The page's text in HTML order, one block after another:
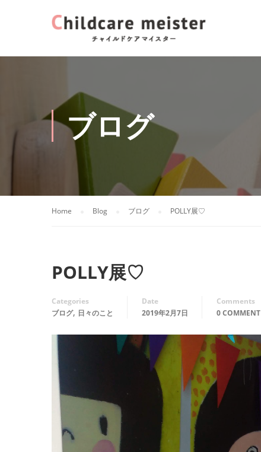
ブログ
Home Blog ブログ POLLY展♡
POLLY展♡
Categories
ブログ, 日々のこと
Date
2019年2月7日
Comments
0 COMMENT